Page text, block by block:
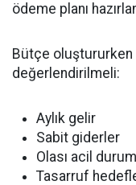
ödeme planı
Bütçe
değerlendirilmeli:
Aylık gelir
Sabit giderler
Olası acil
Tasarruf